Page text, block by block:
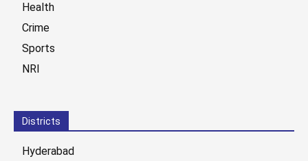
Health
Crime
Sports
NRI
Districts
Hyderabad